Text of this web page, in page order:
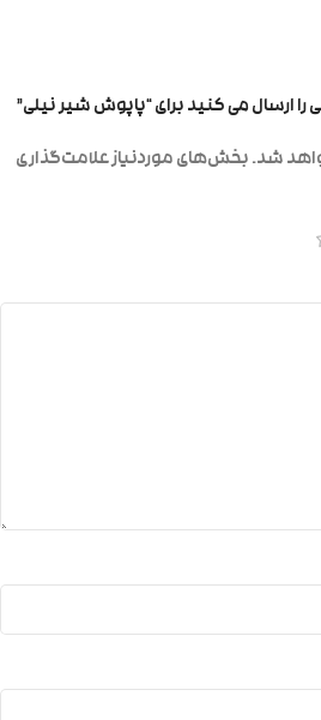
ارسال می کنید برای “پاپوش شیر نیلی”
شد.بخش‌های موردنیاز علامت‌گذاری